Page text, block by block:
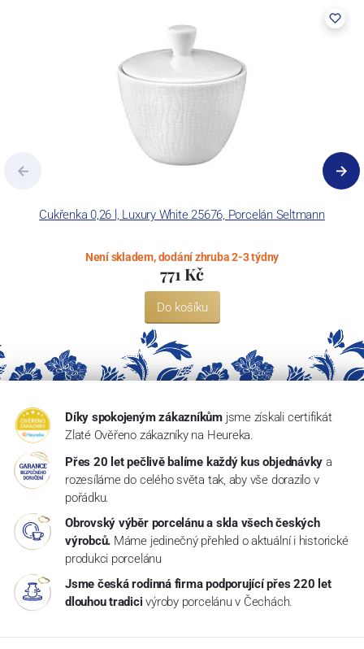
Cukřenka 0,26 l, Luxury White 25676, Porcelán Seltmann
Není skladem, dodání zhruba 2-3 týdny
771 Kč
Do košíku
Díky spokojeným zákazníkům jsme získali certifikát
Zlaté Ověřeno zákazníky na Heureka.
Přes 20 let pečlivě balíme každý kus objednávky a
rozesíláme do celého světa tak, aby vše dorazilo v
pořádku.
Obrovský výběr porcelánu a skla všech českých
výrobců. Máme jedinečný přehled o aktuální i historické
produkci porcelánu
Jsme česká rodinná firma podporující přes 220 let
dlouhou tradici výroby porcelánu v Čechách.